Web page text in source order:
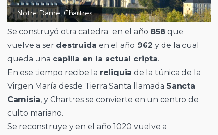
Notre Dame, Chartres
Se construyó otra catedral en el año 858 que
vuelve a ser destruida en el año 962 y de la cual
queda una capilla en la actual cripta.
En ese tiempo recibe la reliquia de la túnica de la
Virgen María desde Tierra Santa llamada Sancta
Camisia, y Chartres se convierte en un centro de
culto mariano.
Se reconstruye y en el año 1020 vuelve a